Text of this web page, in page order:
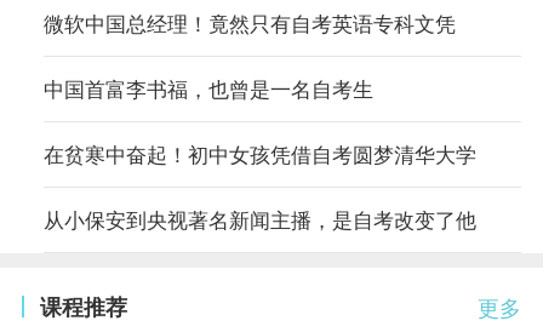
微软中国总经理！竟然只有自考英语专科文凭
中国首富李书福，也曾是一名自考生
在贫寒中奋起！初中女孩凭借自考圆梦清华大学
从小保安到央视著名新闻主播，是自考改变了他
更多
课程推荐